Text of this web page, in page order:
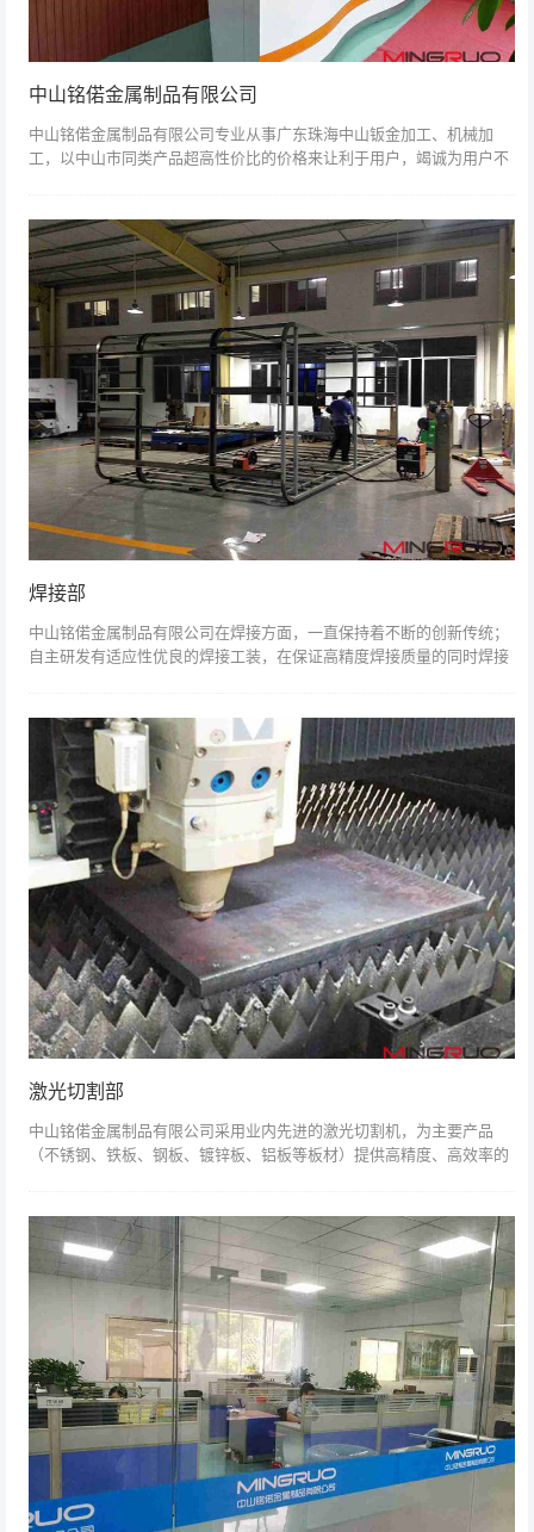
中山铭偌金属制品有限公司
中山铭偌金属制品有限公司专业从事广东珠海中山钣金加工、机械加
工，以中山市同类产品超高性价比的价格来让利于用户，竭诚为用户不
焊接部
中山铭偌金属制品有限公司在焊接方面，一直保持着不断的创新传统；
自主研发有适应性优良的焊接工装，在保证高精度焊接质量的同时焊接
激光切割部
中山铭偌金属制品有限公司采用业内先进的激光切割机，为主要产品
（不锈钢、铁板、钢板、镀锌板、铝板等板材）提供高精度、高效率的